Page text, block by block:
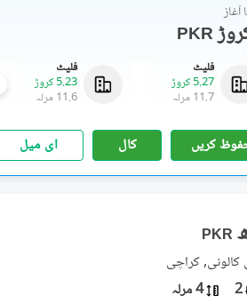
PKR
فلیٹ
5.23 کروڑ
11.6 مرلہ
فلیٹ
5.27 کروڑ
11.7 مرلہ
کریں کال ای میل
PKR
کالونی, کراچی
2 4 مرلہ